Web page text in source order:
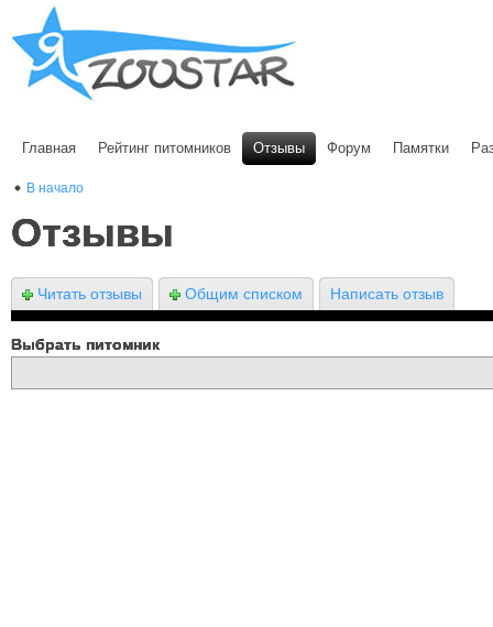
Главная Рейтинг питомников Отзывы Форум Памятки
В начало
Отзывы
Читать отзывы Общим списком Написать отзыв
Выбрать питомник